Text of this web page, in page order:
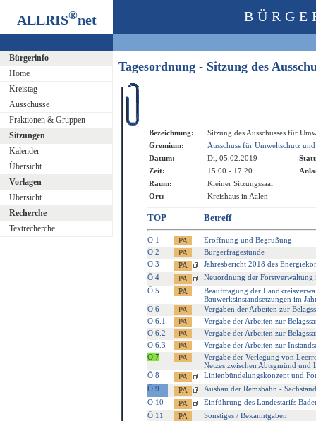
ALLRIS®net
Bürgerinfo
Home
Kreistag
Ausschüsse
Fraktionen & Gruppen
Sitzungen
Kalender
Übersicht
Vorlagen
Übersicht
Recherche
Textrecherche
Tagesordnung - Sitzung des
Bezeichnung:
Sitzung des Ausschusses für
Gremium:
Ausschuss für Umweltschutz
Datum:
Di, 05.02.2019
Zeit:
15:00 - 17:20
Raum:
Kleiner Sitzungssaal
Ort:
Kreishaus in Aalen
TOP Betreff
Ö 1
Eröffnung und Begrüßung
Ö 2
Bürgerfragestunde
Ö 3
Jahresbericht 2018 des
Ö 4
Neuordnung der
Ö 5
Beauftragung der
Bauwerksinstandsetzungen im
Ö 6
Vergaben der Arbeiten zur
Ö 6.1
Vergabe der Arbeiten zur
Ö 6.2
Vergabe der Arbeiten zur
Ö 6.3
Vergabe der Arbeiten zur
Ö 7
Vergabe der Verlegung von
Netzes zwischen Abtsgmünd und
Ö 8
Linienbündelungskonzept und
Ö 9
Ausbau der Remsbahn -
Ö 10
Einführung des Landestarifs
Ö 11
Sonstiges / Bekanntgaben